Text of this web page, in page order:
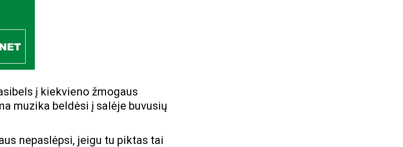
į kiekvieno žmogaus
muzika beldėsi į salėje buvusių
nepaslėpsi, jeigu tu piktas tai